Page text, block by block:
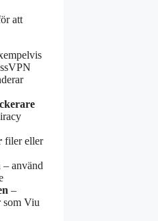
att
filer eller
– använd
–
som Viu